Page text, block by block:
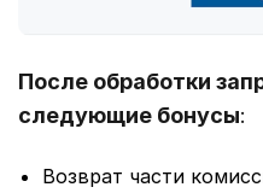
После обработки
следующие бонусы:
Возврат части